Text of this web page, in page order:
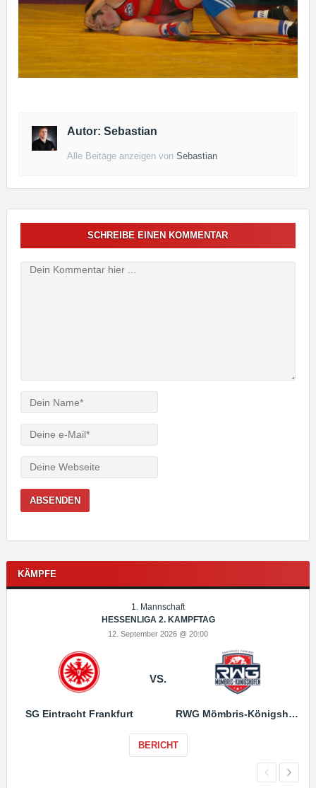
Autor: Sebastian
Alle Beitäge anzeigen vonSebastian
SCHREIBE EINEN KOMMENTAR
Verfasser
Mail
Webseite
KÄMPFE
1. Mannschaft
HESSENLIGA 2. KAMPFTAG
12. September 2026 @ 20:00
SG Eintracht Frankfurt
VS.
RWG Mömbris-Königshofen
BERICHT